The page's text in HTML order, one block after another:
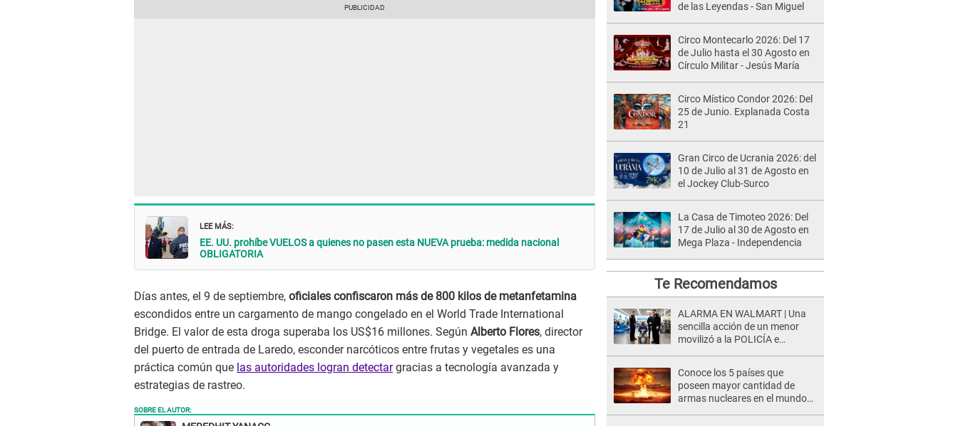
LEE MÁS:
EE. UU. prohíbe VUELOS a quienes no pasen esta NUEVA prueba: medida nacional
OBLIGATORIA
Días antes, el 9 de septiembre, oficiales confiscaron más de 800 kilos de metanfetamina
escondidos entre un cargamento de mango congelado en el World Trade International
Bridge. El valor de esta droga superaba los US$16 millones. Según Alberto Flores, director
del puerto de entrada de Laredo, esconder narcóticos entre frutas y vegetales es una
práctica común que las autoridades logran detectargracias a tecnología avanzada y
estrategias de rastreo.
SOBRE EL AUTOR:
de las Leyendas - San Miguel
Circo Montecarlo 2026: Del 17
de Julio hasta el 30 Agosto en
Círculo Militar - Jesús María
Circo Místico Condor 2026: Del
25 de Junio. Explanada Costa
21
Gran Circo de Ucrania 2026: del
10 de Julio al 31 de Agosto en
el Jockey Club-Surco
La Casa de Timoteo 2026: Del
17 de Julio al 30 de Agosto en
Mega Plaza - Independencia
Te Recomendamos
ALARMA EN WALMART | Una
sencilla acción de un menor
movilizó a la POLICÍA e
Conoce los 5 países que
poseen mayor cantidad de
armas nucleares en el mundo